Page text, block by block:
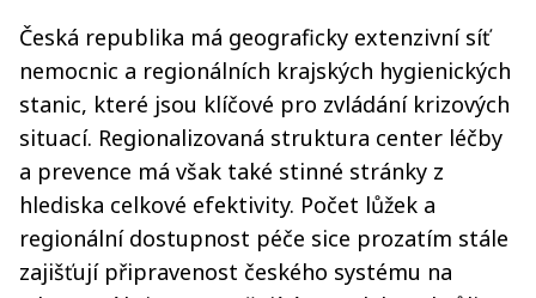
Česká republika má geograficky extenzivní síť
nemocnic a regionálních krajských hygienických
stanic, které jsou klíčové pro zvládání krizových
situací. Regionalizovaná struktura center léčby
a prevence má však také stinné stránky z
hlediska celkové efektivity. Počet lůžek a
regionální dostupnost péče sice prozatím stále
zajišťují připravenost českého systému na